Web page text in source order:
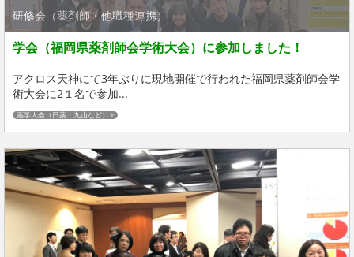
研修会（薬剤師・他職種連携）
学会（福岡県薬剤師会学術大会）に参加しました！
アクロス天神にて3年ぶりに現地開催で行われた福岡県薬剤師会学
術大会に2１名で参加...
薬学大会（日薬・九山など）